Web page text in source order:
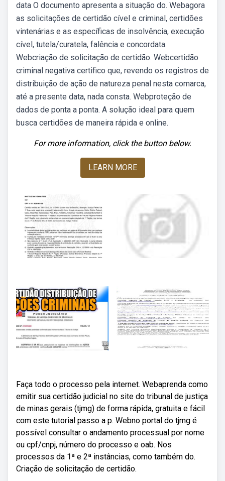
data O documento apresenta a situação do. Webagora
as solicitações de certidão cível e criminal, certidões
vintenárias e as específicas de insolvência, execução
cível, tutela/curatela, falência e concordata.
Webcriação de solicitação de certidão. Webcertidão
criminal negativa certifico que, revendo os registros de
distribuição de ação de natureza penal nesta comarca,
até a presente data, nada consta. Webproteção de
dados de ponta a ponta. A solução ideal para quem
busca certidões de maneira rápida e online.
For more information, click the button below.
LEARN MORE
Faça todo o processo pela internet. Webaprenda como
emitir sua certidão judicial no site do tribunal de justiça
de minas gerais (tjmg) de forma rápida, gratuita e fácil
com este tutorial passo a p. Webno portal do tjmg é
possível consultar o andamento processual por nome
ou cpf/cnpj, número do processo e oab. Nos
processos da 1ª e 2ª instâncias, como também do.
Criação de solicitação de certidão.